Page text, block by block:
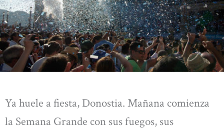
Ya huele a fiesta, Donostia. Mañana comienza
la Semana Grande con sus fuegos, sus